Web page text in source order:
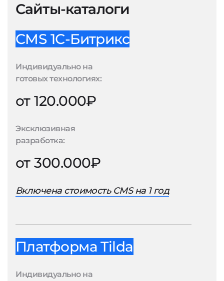
Сайты-каталоги
CMS 1С-Битрикс
Индивидуально на
готовых технологиях:
от 120.000₽
Эксклюзивная
разработка:
от 300.000₽
Включена стоимость CMS на 1 год
Платформа Tilda
Индивидуально на